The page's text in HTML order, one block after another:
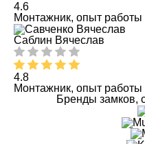
4.6
Монтажник, опыт работы
Саблин Вячеслав
4.8
Монтажник, опыт работы
Бренды замков,